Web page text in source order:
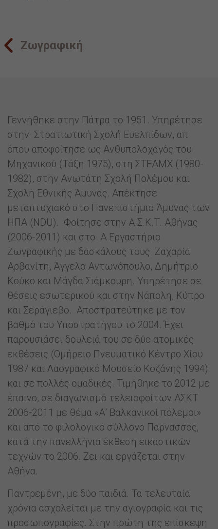
Ζωγραφική
Γεννήθηκε στην Πάτρα το 1951. Υπηρέτησε
στην Στρατιωτική Σχολή Ευελπίδων, απ
όπου αποφοίτησε ως Ανθυπολοχαγός του
Μηχανικού (Τάξη 1975), στη ΣΤΕΑΜΧ (1980-
1982), στην Ανωτάτη Σχολή Πολέμου και
Σχολή Εθνικής Άμυνας. Απέκτησε
μεταπτυχιακό στο Πανεπιστήμιο Άμυνας των
ΗΠΑ (NDU). Φοίτησε στην Α.Σ.Κ.Τ. Αθήνας
(2006-2011) και στο Α Εργαστήριο
Ζωγραφικής με δασκάλους τους Ζαχαρία
Αρβανίτη, Άγγελο Αντωνόπουλο, Δημήτριο
Κούκο και Μάγδα Σιάμκουρη. Υπηρέτησε σε
θέσεις εσωτερικού και στην Νάπολη, Κύπρο
και Σεράγιεβο. Αποστρατεύτηκε με τον
βαθμό του Υποστρατήγου το 2004. Έχει
παρουσιάσει δουλειά του σε δύο ατομικές
εκθέσεις (Ομήρειο Πνευματικό Κέντρο Χίου
1987 και Λαογραφικό Μουσείο Κοζάνης 1994)
και σε πολλές ομαδικές. Τιμήθηκε το 2012 με
έπαινο, σε διαγωνισμό τελειοφοίτων ΑΣΚΤ
2006-2011 με θέμα «Α’ Βαλκανικοί πόλεμοι»
και από το φιλολογικό σύλλογο Παρνασσός,
κατά την πανελλήνια έκθεση εικαστικών
τεχνών το 2006. Ζει και εργάζεται στην
Αθήνα.
Παντρεμένη, με δύο παιδιά. Τα τελευταία
χρόνια ασχολείται με την αγιογραφία και τις
προσωπογραφίες. Στην πρώτη της επίσκεψη